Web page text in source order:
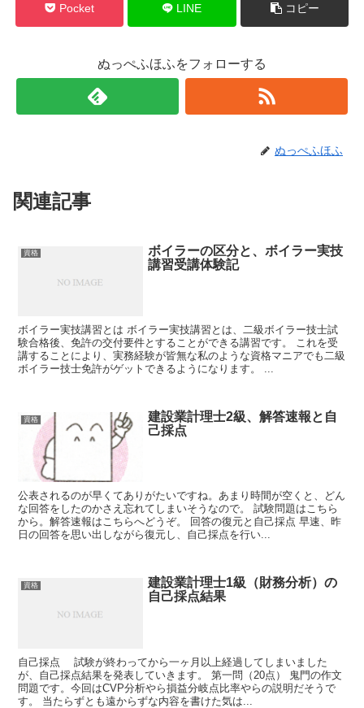
Pocket LINE コピー
ぬっぺふほふをフォローする
ぬっぺふほふ
関連記事
資格
ボイラーの区分と、ボイラー実技
講習受講体験記
ボイラー実技講習とは ボイラー実技講習とは、二級ボイラー技士試
験合格後、免許の交付要件とすることができる講習です。 これを受
講することにより、実務経験が皆無な私のような資格マニアでも二級
ボイラー技士免許がゲットできるようになります。 ...
資格
建設業計理士2級、解答速報と自
己採点
公表されるのが早くてありがたいですね。あまり時間が空くと、どん
な回答をしたのかさえ忘れてしまいそうなので。 試験問題はこちら
から。解答速報はこちらへどうぞ。 回答の復元と自己採点 早速、昨
日の回答を思い出しながら復元し、自己採点を行い...
資格
建設業計理士1級（財務分析）の
自己採点結果
自己採点 試験が終わってから一ヶ月以上経過してしまいました
が、自己採点結果を発表していきます。 第一問（20点） 鬼門の作文
問題です。今回はCVP分析やら損益分岐点比率やらの説明だそうで
す。 当たらずとも遠からずな内容を書けた気は...